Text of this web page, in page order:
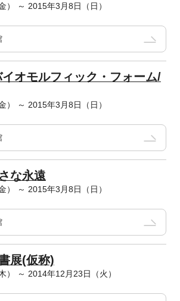
） ～ 2015年3月8日（日）
オモルフィック・フォーム/
） ～ 2015年3月8日（日）
な永遠
） ～ 2015年3月8日（日）
展(仮称)
） ～ 2014年12月23日（火）